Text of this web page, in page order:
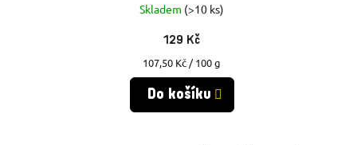
Skladem (>10 ks)
129 Kč
Měrná
cena:
107,50 Kč / 100 g
Do košíku